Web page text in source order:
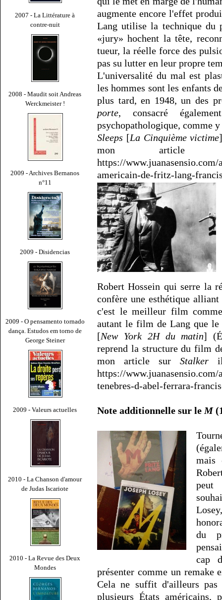
2007 - La Littérature à
contre-nuit
2008 - Maudit soit Andreas
Werckmeister !
2009 - Archives Bernanos
n°11
2009 - Disidencias
2009 - O pensamento tornado
dança. Estudos em torno de
George Steiner
2009 - Valeurs actuelles
2010 - La Chanson d'amour
de Judas Iscariote
2010 - La Revue des Deux
Mondes
augmente encore l'effet
Lang utilise la technique du
«jury» hochent la tête,
tueur, la réelle force des
pas su lutter en leur propre
L'universalité du mal est
les hommes sont les enfants
plus tard, en 1948, un des
porte, consacré
psychopathologique, comme
Sleeps [La Cinquième victime
mon article
https://
americain-de-fritz-lang-
Robert Hossein qui serre la
confère une esthétique
c'est le meilleur film
autant le film de Lang que
[New York 2H du matin]
reprend la structure du film
mon article surStalker
https://
tenebres-d-abel-ferrara-
Note additionnelle sur le M
mais
peut
du
cap
présenter comme un
Cela ne suffit d'ailleurs pas
plusieurs États américains,